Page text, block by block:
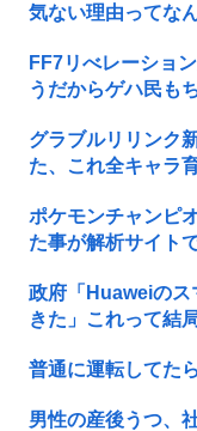
気ない理由ってな
FF7リべレーショ
うだからゲハ民も
グラブルリリンク
た、これ全キャラ
ポケモンチャンピ
た事が解析サイト
政府「Huaweiのス
きた」これって結
普通に運転してた
男性の産後うつ、